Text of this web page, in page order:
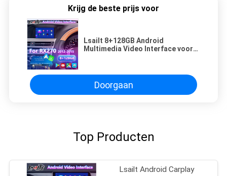
Krijg de beste prijs voor
Lsailt 8+128GB Android
Multimedia Video Interface voor
Doorgaan
Top Producten
Lsailt Android Carplay